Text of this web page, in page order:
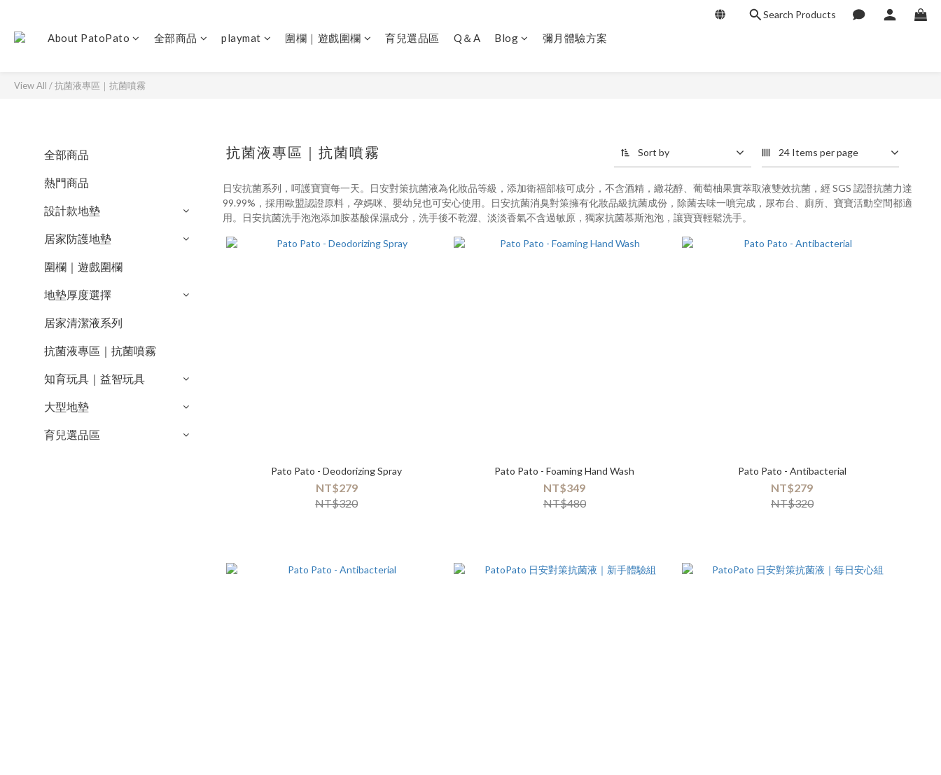
Search Products
About PatoPato 全部商品 playmat 圍欄｜遊戲圍欄 育兒選品區 Q＆A Blog 彌月體驗方案
View All /抗菌液專區｜抗菌噴霧
全部商品
熱門商品
設計款地墊
居家防護地墊
圍欄｜遊戲圍欄
地墊厚度選擇
居家清潔液系列
抗菌液專區｜抗菌噴霧
知育玩具｜益智玩具
大型地墊
育兒選品區
抗菌液專區｜抗菌噴霧 Sort by 24 Items per page
日安抗菌系列，呵護寶寶每一天。日安對策抗菌液為化妝品等級，添加衛福部核可成分，不含酒精，繖花醇、葡萄柚果實萃取液雙效抗菌，經 SGS 認證抗菌力達
99.99%，採用歐盟認證原料，孕媽咪、嬰幼兒也可安心使用。日安抗菌消臭對策擁有化妝品級抗菌成份，除菌去味一噴完成，尿布台、廁所、寶寶活動空間都適
用。日安抗菌洗手泡泡添加胺基酸保濕成分，洗手後不乾澀、淡淡香氣不含過敏原，獨家抗菌慕斯泡泡，讓寶寶輕鬆洗手。
Pato Pato - Deodorizing Spray
NT$279
NT$320
Pato Pato - Foaming Hand Wash
NT$349
NT$480
Pato Pato - Antibacterial
NT$279
NT$320